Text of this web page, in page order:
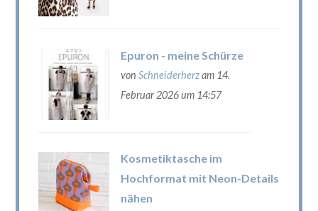
Epuron - meine Schürze
von Schneiderherzam 14.
Februar 2026 um 14:57
Kosmetiktasche im
Hochformat mit Neon-Details
nähen